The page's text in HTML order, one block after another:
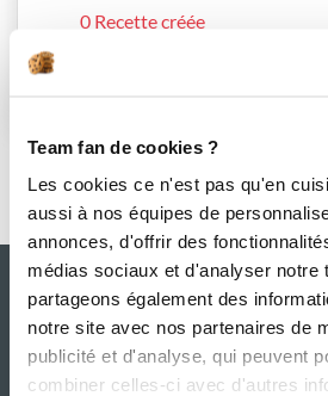
Team fan de cookies ?
Les cookies ce n'est pas qu'en
aussi à nos équipes de
annonces, d'offrir des
médias sociaux et d'analyser notre
partageons également des
notre site avec nos partenaires de
publicité et d'analyse, qui peuvent
combiner celles-ci avec d'autres
0 Recette créée